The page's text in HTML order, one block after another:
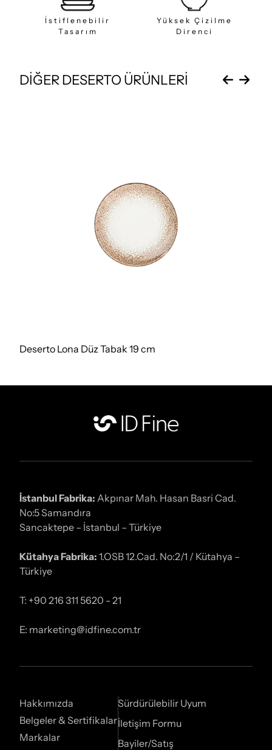
İstiflenebilir
Tasarım
Yüksek Çizilme
Direnci
DİĞER DESERTO ÜRÜNLERİ
Deserto Lona Düz Tabak 19 cm
İstanbul Fabrika: Akpınar Mah. Hasan Basri Cad.
No:5 Samandıra
Sancaktepe – İstanbul – Türkiye
Kütahya Fabrika: 1.OSB 12.Cad. No:2/1 / Kütahya –
Türkiye
T: +90 216 311 5620 - 21
E: marketing@idfine.com.tr
Hakkımızda
Belgeler & Sertifikalar
Markalar
Sürdürülebilir Uyum
İletişim Formu
Bayiler/Satış